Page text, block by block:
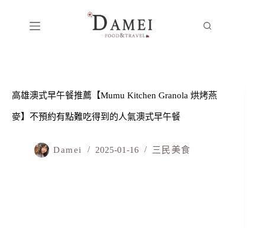
高雄澳式早午餐推薦【Mumu Kitchen Granola 烘烤燕
麥】不預約有點難吃得到的人氣澳式早午餐
Damei 2025-01-16 三民美食